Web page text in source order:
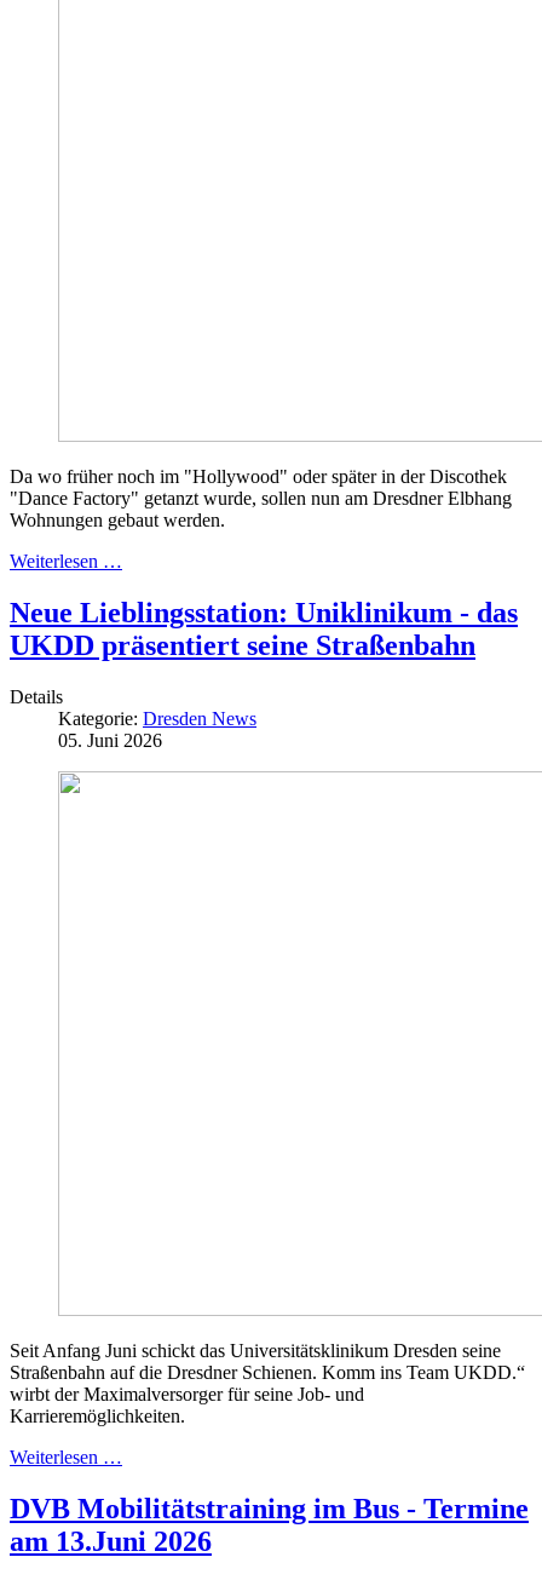
Da wo früher noch im "Hollywood" oder später in der Discothek
"Dance Factory" getanzt wurde, sollen nun am Dresdner Elbhang
Wohnungen gebaut werden.
Weiterlesen …
Neue Lieblingsstation: Uniklinikum - das
UKDD präsentiert seine Straßenbahn
Details
Kategorie: Dresden News
05. Juni 2026
Seit Anfang Juni schickt das Universitätsklinikum Dresden seine
Straßenbahn auf die Dresdner Schienen. Komm ins Team UKDD.“
wirbt der Maximalversorger für seine Job- und
Karrieremöglichkeiten.
Weiterlesen …
DVB Mobilitätstraining im Bus - Termine
am 13.Juni 2026